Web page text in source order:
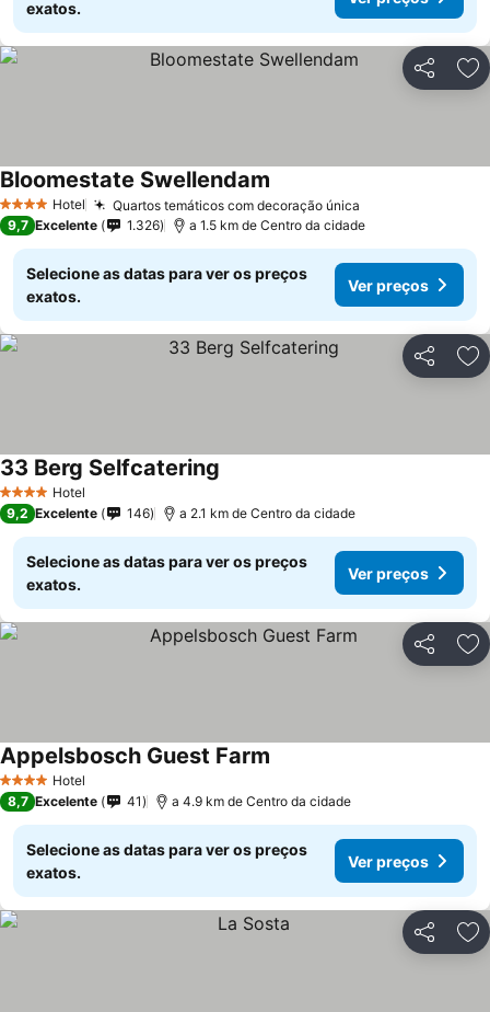
exatos.
Partilhar
4 EstrelasHotel Quartos temáticos com decoração única
Bloomestate Swellendam
9,7 Excelente 1.326 a 1.5 km de Centro da cidade
Selecione as datas para ver os preços
exatos.
Ver preços
Partilhar
4 EstrelasHotel
33 Berg Selfcatering
9,2 Excelente 146 a 2.1 km de Centro da cidade
Selecione as datas para ver os preços
exatos.
Ver preços
Partilhar
4 EstrelasHotel
Appelsbosch Guest Farm
8,7 Excelente 41 a 4.9 km de Centro da cidade
Selecione as datas para ver os preços
exatos.
Ver preços
Partilhar